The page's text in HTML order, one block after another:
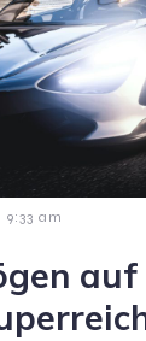
9:33 am